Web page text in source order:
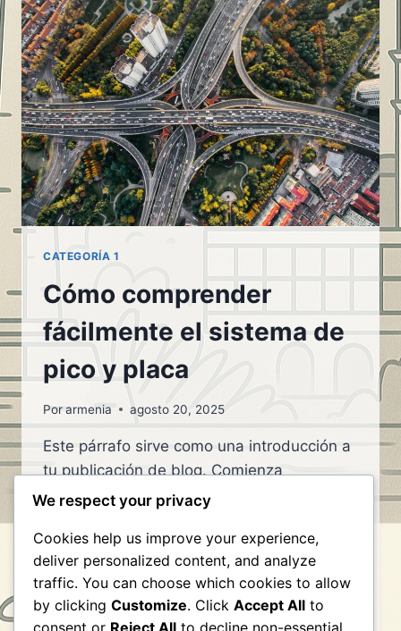
ACTUALES
CATEGORÍA 1
Cómo comprender
fácilmente el sistema de
pico y placa
Porarmenia agosto 20, 2025
Este párrafo sirve como una introducción a
tu publicación de blog. Comienza
discutiendo el tema principal o asunto que
el interés del lector desde la primera frase.
Proporciona una visión general que
destaque por qué este tema es importante
y cómo puede aportar valor. Utiliza este
We respect your privacy
Cookies help us improve your experience,
deliver personalized content, and analyze
traffic. You can choose which cookies to allow
by clicking Customize. Click Accept All to
consent or Reject All to decline non-essential